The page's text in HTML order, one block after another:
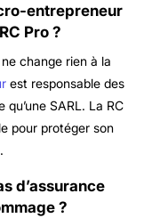
entrepreneur
Pro ?
change rien à la
est responsable des
SARL. La RC
pour protéger son
d’assurance
?